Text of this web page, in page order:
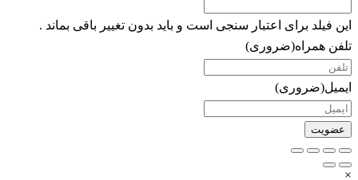
این فیلد برای اعتبار سنجی است و باید بدون تغییر باقی بماند .
تلفن همراه(ضروری)
ایمیل(ضروری)
×